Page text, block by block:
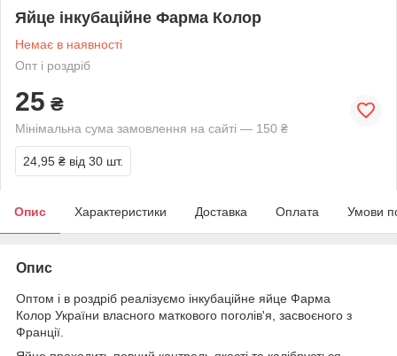
Яйце інкубаційне Фарма Колор
Немає в наявності
Опт і роздріб
25 ₴
Мінімальна сума замовлення на сайті — 150 ₴
24,95 ₴ від 30 шт.
Опис Характеристики Доставка Оплата Умови
Опис
Оптом і в роздріб реалізуємо інкубаційне яйце Фарма
Колор України власного маткового поголів'я, засвоєного з
Франції.